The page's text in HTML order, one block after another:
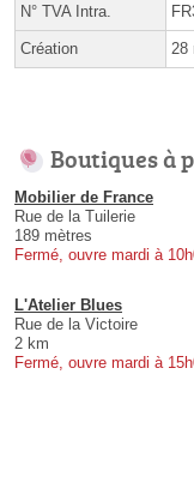
N° TVA Intra.
Création 28
Boutiques à
Mobilier de France
Rue de la Tuilerie
189 mètres
Fermé, ouvre mardi à
L'Atelier Blues
Rue de la Victoire
2 km
Fermé, ouvre mardi à